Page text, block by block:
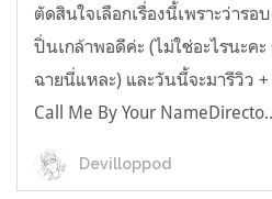
ตัดสินใจเลือกเรื่องนี้เพราะว่ารอ
ปิ่นเกล้าพอดีค่ะ (ไม่ใช่อะไรนะค
ฉายนี่แหละ) และวันนี้จะมารีวิว
Call Me By Your
Devilloppod